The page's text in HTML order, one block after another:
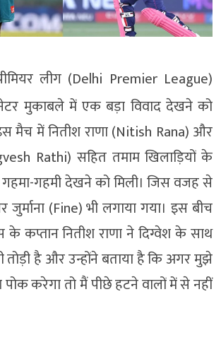
लीग (Delhi Premier League)
मुकाबले में एक बड़ा विवाद देखने को
मैच में नितीश राणा (Nitish Rana) और
Rathi) सहित तमाम खिलाड़ियों के
गहमा-गहमी देखने को मिली। जिस वजह से
जुर्माना (Fine) भी लगाया गया। इस बीच
के कप्तान नितीश राणा ने दिग्वेश के साथ
है और उन्होंने बताया है कि अगर मुझे
पोक करेगा तो मैं पीछे हटने वालों में से नहीं